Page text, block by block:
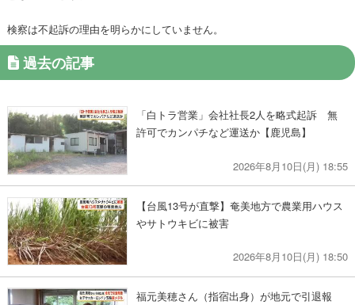
検察は不起訴の理由を明らかにしていません。
過去の記事
「白トラ営業」会社社長2人を略式起訴 無
許可でカンパチなど運送か【鹿児島】
2026年8月10日(月) 18:55
【台風13号が直撃】奄美地方で農業用ハウス
やサトウキビに被害
2026年8月10日(月) 18:50
福元美穂さん（指宿出身）が地元で引退報